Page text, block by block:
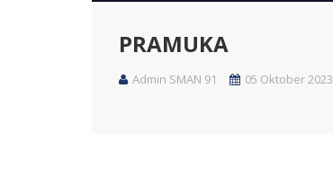
PRAMUKA
Admin SMAN 91 05 Oktober 2023